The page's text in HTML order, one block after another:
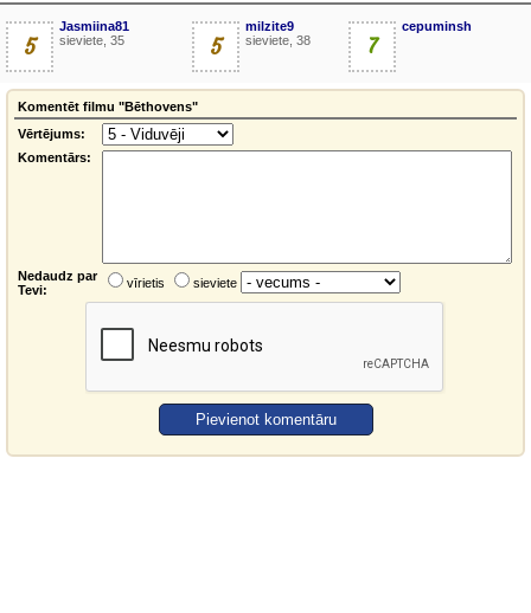
5
Jasmiina81
sieviete, 35
5
milzite9
sieviete, 38
7
cepuminsh
Komentēt filmu "Bēthovens"
Vērtējums:
Komentārs:
Nedaudz par
Tevi:
vīrietis sieviete